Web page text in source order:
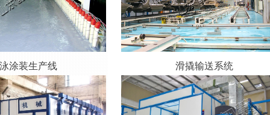
涂装生产线 滑撬输送系统